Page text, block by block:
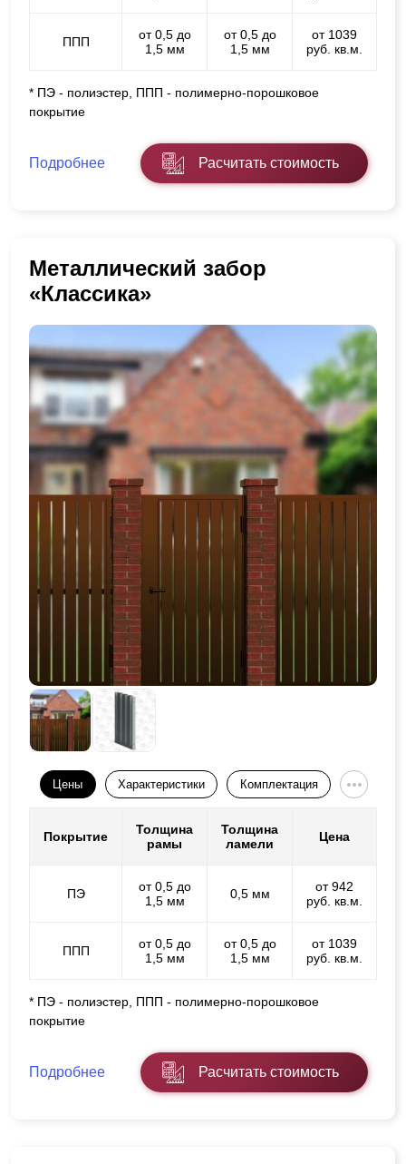
ППП
от 0,5 до
1,5 мм
от 0,5 до
1,5 мм
от 1039
руб. кв.м.
* ПЭ - полиэстер, ППП - полимерно-порошковое
покрытие
Подробнее Расчитать стоимость
Металлический забор
«Классика»
Цены Характеристики Комплектация
Покрытие
Толщина
рамы
Толщина
ламели
Цена
ПЭ
от 0,5 до
1,5 мм
0,5 мм
от 942
руб. кв.м.
ППП
от 0,5 до
1,5 мм
от 0,5 до
1,5 мм
от 1039
руб. кв.м.
* ПЭ - полиэстер, ППП - полимерно-порошковое
покрытие
Подробнее Расчитать стоимость